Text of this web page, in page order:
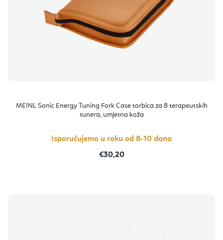
MEINL Sonic Energy Tuning Fork Case torbica za 8 terapeutskih
tunera, umjetna koža
Isporučujemo u roku od 8-10 dana
€30,20